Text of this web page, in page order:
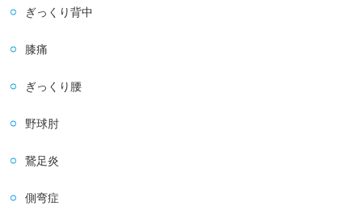
ぎっくり背中
膝痛
ぎっくり腰
野球肘
鵞足炎
側弯症